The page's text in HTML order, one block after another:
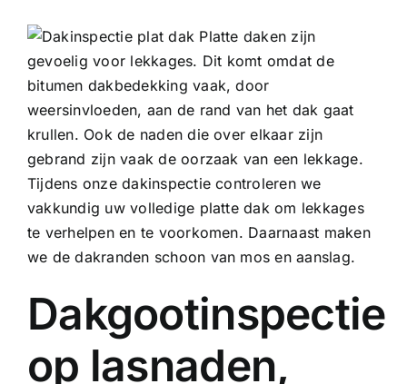
Platte daken zijn
gevoelig voor lekkages. Dit komt omdat de
bitumen dakbedekking vaak, door
weersinvloeden, aan de rand van het dak gaat
krullen. Ook de naden die over elkaar zijn
gebrand zijn vaak de oorzaak van een lekkage.
Tijdens onze dakinspectie controleren we
vakkundig uw volledige platte dak om lekkages
te verhelpen en te voorkomen. Daarnaast maken
we de dakranden schoon van mos en aanslag.
Dakgootinspectie
op lasnaden,